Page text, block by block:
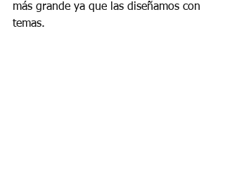
más grande ya que las diseñamos con
temas.